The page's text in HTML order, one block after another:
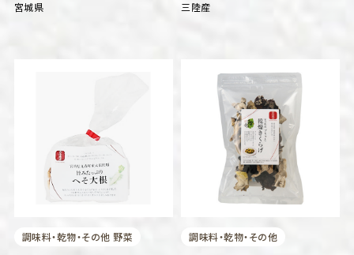
宮城県 三陸産
調味料・乾物・その他 野菜 調味料・乾物・その他